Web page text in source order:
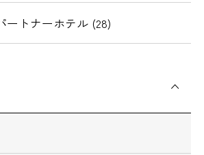
ートナーホテル (28)